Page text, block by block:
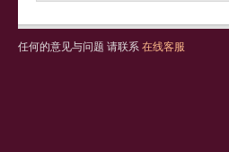
任何的意见与问题 请联系 在线客服